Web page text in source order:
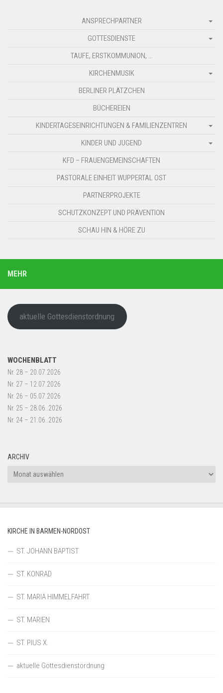
ANSPRECHPARTNER
GOTTESDIENSTE
TAUFE, ERSTKOMMUNION, …
KIRCHENMUSIK
BERLINER PLÄTZCHEN
BÜCHEREIEN
KINDERTAGESEINRICHTUNGEN & FAMILIENZENTREN
KINDER UND JUGEND
KFD – FRAUENGEMEINSCHAFTEN
PASTORALE EINHEIT WUPPERTAL OST
PARTNERPROJEKTE
SCHUTZKONZEPT UND PRÄVENTION
SCHAU HIN & HÖRE ZU
MEHR
aktuelle Gottesdienstordnung
WOCHENBLATT
Nr. 28 – 20.07.2026
Nr. 27 – 12.07.2026
Nr. 26 – 05.07.2026
Nr. 25 – 28.06..2026
Nr. 24 – 21.06..2026
ARCHIV
Archiv
KIRCHE IN BARMEN-NORDOST
ST. JOHANN BAPTIST
ST. KONRAD
ST. MARIÄ HIMMELFAHRT
ST. MARIEN
ST. PIUS X.
aktuelle Gottesdienstordnung